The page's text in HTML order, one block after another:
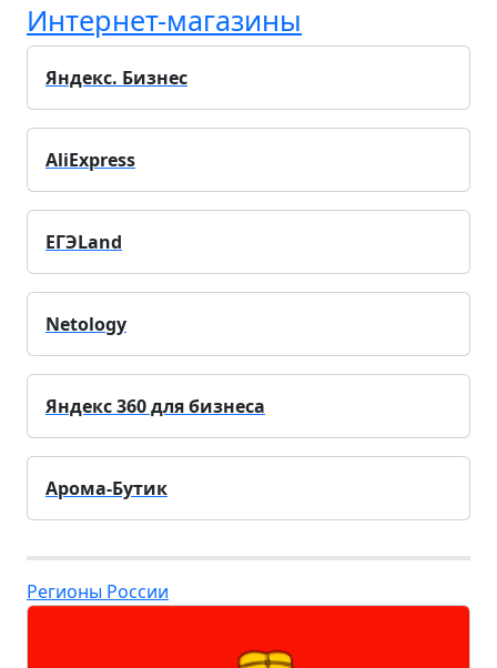
Интернет-магазины
Яндекс. Бизнес
AliExpress
ЕГЭLand
Netology
Яндекс 360 для бизнеса
Арома-Бутик
Регионы России